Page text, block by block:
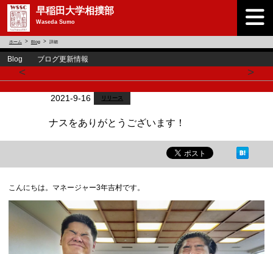
早稲田大学相撲部
Waseda Sumo
ホーム Blog 詳細
Blog ブログ更新情報
< >
2021-9-16 リリース
ナスをありがとうございます！
こんにちは。マネージャー3年吉村です。